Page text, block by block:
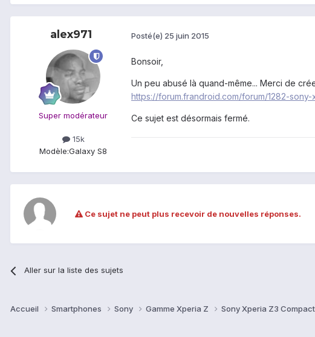
alex971
Super modérateur
15k
Modèle:Galaxy S8
Posté(e) 25 juin 2015
Bonsoir,
Un peu abusé là quand-même... Merci de
https://forum.frandroid.com/forum/1282-
Ce sujet est désormais fermé.
Ce sujet ne peut plus recevoir de nouvelles réponses.
Aller sur la liste des sujets
Accueil Smartphones Sony Gamme Xperia Z Sony Xperia Z3 Compact